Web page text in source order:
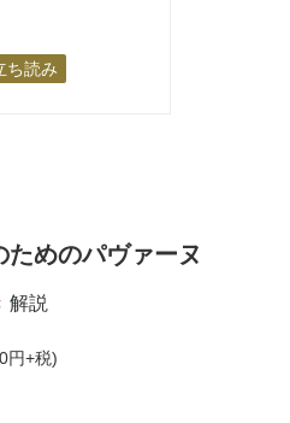
ち読み
めのパヴァーヌ
解説
円+税)